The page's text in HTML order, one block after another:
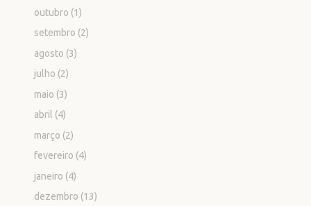
outubro (1)
setembro (2)
agosto (3)
julho (2)
maio (3)
abril (4)
março (2)
fevereiro (4)
janeiro (4)
dezembro (13)